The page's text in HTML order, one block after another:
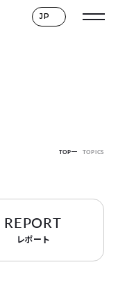
JP
TOP TOPICS
REPORT
レポート